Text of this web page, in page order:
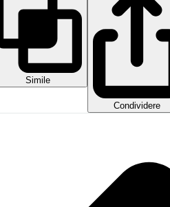
Simile
Condividere